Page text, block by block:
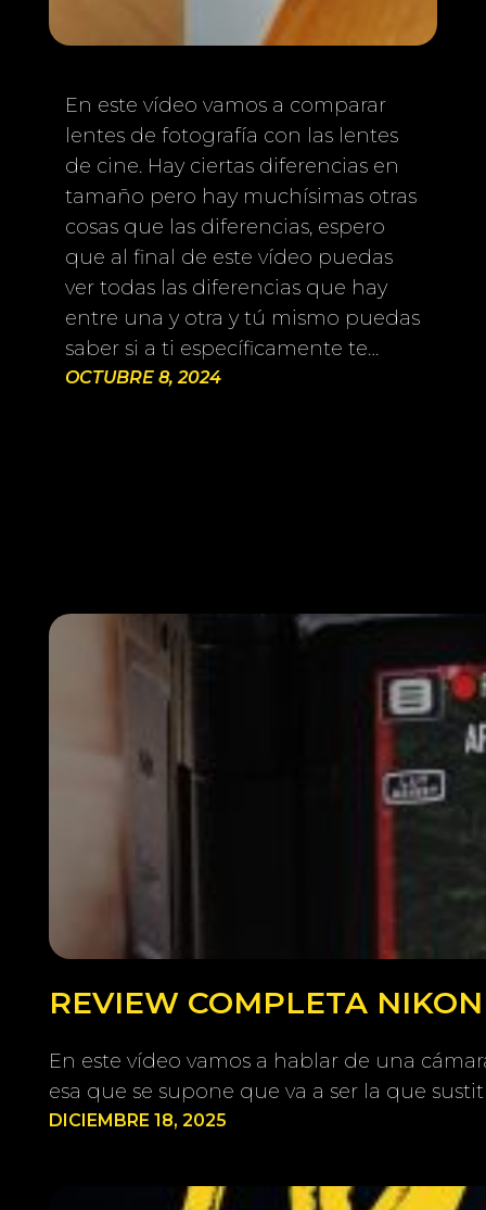
En este vídeo vamos a comparar
lentes de fotografía con las lentes
de cine. Hay ciertas diferencias en
tamaño pero hay muchísimas otras
cosas que las diferencias, espero
que al final de este vídeo puedas
ver todas las diferencias que hay
entre una y otra y tú mismo puedas
saber si a ti específicamente te…
OCTUBRE 8, 2024
REVIEW COMPLETA
En este vídeo vamos a hablar de una
esa que se supone que va a ser la que
DICIEMBRE 18, 2025